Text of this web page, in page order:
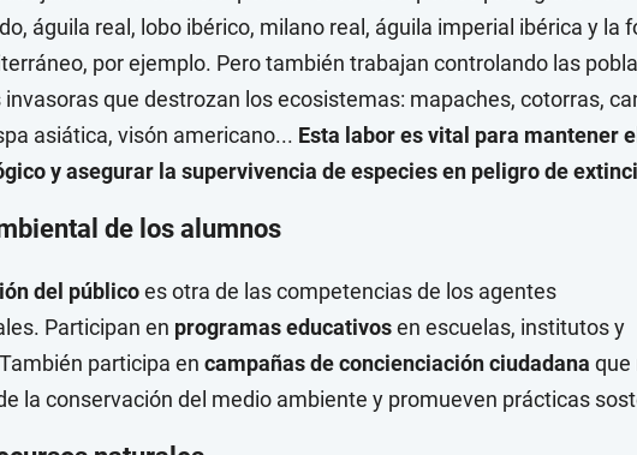
águila real, lobo ibérico, milano real, águila imperial ibérica y la
por ejemplo. Pero también trabajan controlando las
invasoras que destrozan los ecosistemas: mapaches, cotorras,
asiática, visón americano... Esta labor es vital para mantener el
y asegurar la supervivencia de especies en peligro de
de los alumnos
del públicoes otra de las competencias de los agentes
Participan en programas educativosen escuelas, institutos y
participa en campañas de concienciación ciudadana que
la conservación del medio ambiente y promueven prácticas